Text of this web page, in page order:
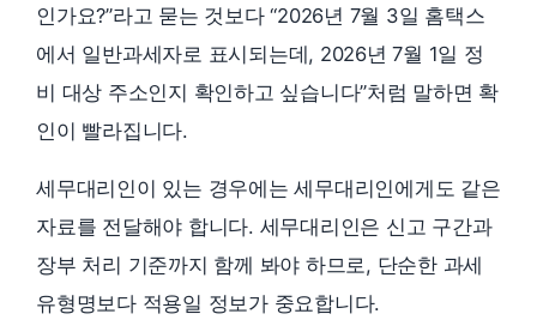
인가요?”라고 묻는 것보다 “2026년 7월 3일 홈택스
에서 일반과세자로 표시되는데, 2026년 7월 1일 정
비 대상 주소인지 확인하고 싶습니다”처럼 말하면 확
인이 빨라집니다.
세무대리인이 있는 경우에는 세무대리인에게도 같은
자료를 전달해야 합니다. 세무대리인은 신고 구간과
장부 처리 기준까지 함께 봐야 하므로, 단순한 과세
유형명보다 적용일 정보가 중요합니다.